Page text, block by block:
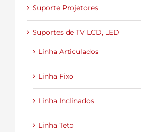
Suporte Projetores
Suportes de TV LCD, LED
Linha Articulados
Linha Fixo
Linha Inclinados
Linha Teto